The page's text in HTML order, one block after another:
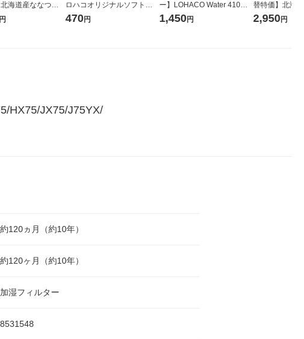
海道産ななつぼ
5kg 1袋 令和7年産
円
ロハコオリジナルソフトパ
ックティッシュ フィオナ オ
470円
ー】LOHACO Water 410ml
1箱（20本入）ラベルレス
1,450円
替特価】北海
し 精白米 5kg
2,950円
HX75/JX75/J75YX/
約120ヵ月（約10年）
約120ヶ月（約10年）
加湿フィルター
8531548